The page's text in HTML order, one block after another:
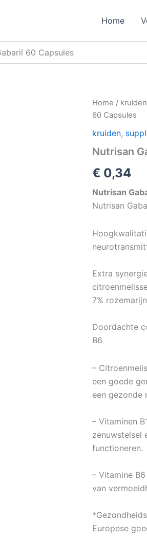
Home
60 Capsules
Home / kruiden
60 Capsules
kruiden,
Nutrisan
€ 0,34
Nutrisan
Nutrisan
Extra
7%
Doordachte
B6
–
een goede
een gezonde
– Vitaminen
zenuwstelsel
functioneren.
– Vitamine
van
Europese